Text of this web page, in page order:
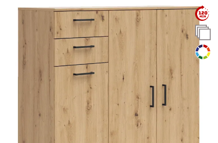
Bildergalerie überspringen